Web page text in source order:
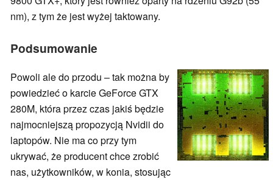
nm), z tym że jest wyżej taktowany.
Podsumowanie
Powoli ale do przodu – tak można by
powiedzieć o karcie GeForce GTX
280M, która przez czas jakiś będzie
najmocniejszą propozycją Nvidii do
laptopów. Nie ma co przy tym
ukrywać, że producent chce zrobić
nas, użytkowników, w konia, stosując